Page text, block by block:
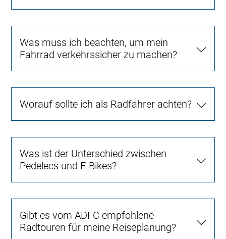
Was muss ich beachten, um mein
Fahrrad verkehrssicher zu machen?
Worauf sollte ich als Radfahrer achten?
Was ist der Unterschied zwischen
Pedelecs und E-Bikes?
Gibt es vom ADFC empfohlene
Radtouren für meine Reiseplanung?